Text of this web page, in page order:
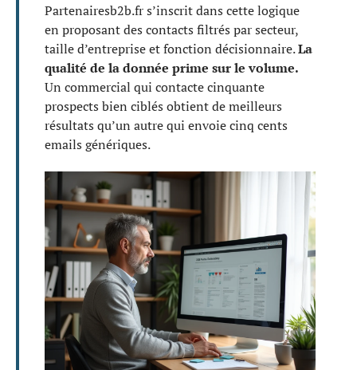
Partenairesb2b.fr s’inscrit dans cette logique
en proposant des contacts filtrés par secteur,
taille d’entreprise et fonction décisionnaire.La
qualité de la donnée prime sur le volume.
Un commercial qui contacte cinquante
prospects bien ciblés obtient de meilleurs
résultats qu’un autre qui envoie cinq cents
emails génériques.